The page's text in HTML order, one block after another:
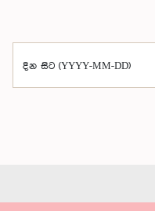
දින සිට (YYYY-MM-DD)